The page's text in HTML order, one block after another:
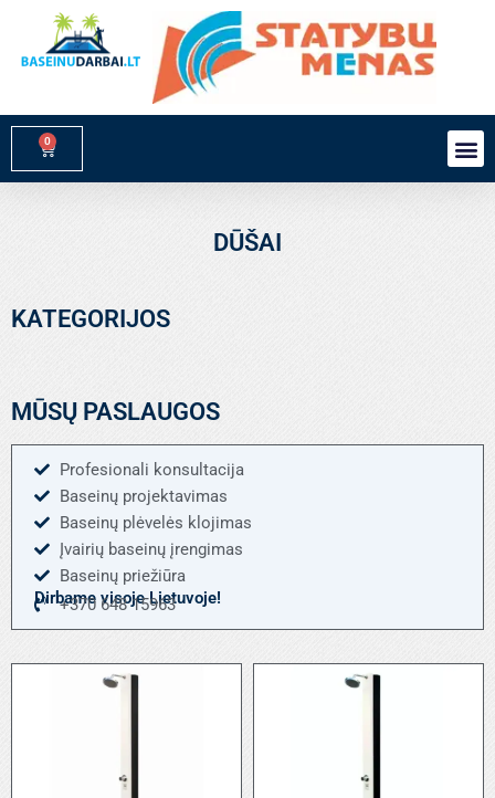
turinio
0
Cart
DŪŠAI
KATEGORIJOS
MŪSŲ PASLAUGOS
Profesionali konsultacija
Baseinų projektavimas
Baseinų plėvelės klojimas
Įvairių baseinų įrengimas
Baseinų priežiūra
Dirbame visoje Lietuvoje!
+370 648 15963